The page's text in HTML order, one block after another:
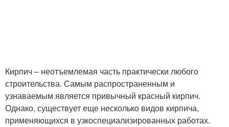
Кирпич – неотъемлемая часть практически любого
строительства. Самым распространенным и
узнаваемым является привычный красный кирпич.
Однако, существует еще несколько видов кирпича,
применяющихся в узкоспециализированных работах.